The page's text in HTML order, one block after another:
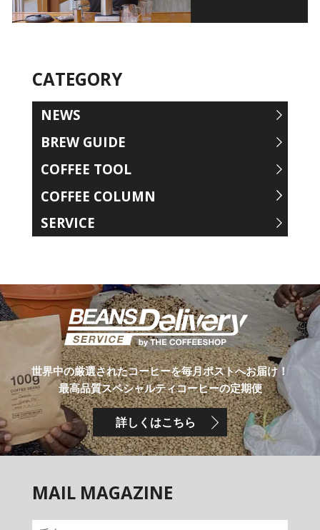
CATEGORY
NEWS
BREW GUIDE
COFFEE TOOL
COFFEE COLUMN
SERVICE
世界中の厳選されたコーヒーを毎月ポストへお届け！
最高品質スペシャルティコーヒーの定期便
詳しくはこちら
MAIL MAGAZINE